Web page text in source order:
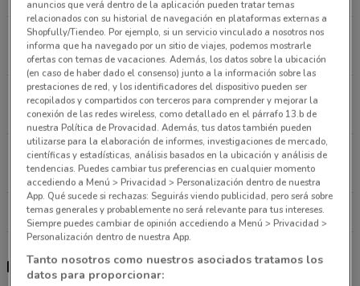
AV. ACOXPA 430 Tlalpan
14.4 km
CERRADO
Av. Tlahuac 4409 Iztapalapa
15.3 km
CERRADO
PERIFERICO SUR 5550 Coyoacan
16.6 km
CERRADO
Todas las tiendas Movistar
Promociones, catálogo y tienda
anuncios que verá dentro de la aplicación pueden tratar temas
relacionados con su historial de navegación en plataformas externas a
Shopfully/Tiendeo. Por ejemplo, si un servicio vinculado a nosotros nos
informa que ha navegado por un sitio de viajes, podemos mostrarle
ofertas con temas de vacaciones. Además, los datos sobre la ubicación
(en caso de haber dado el consenso) junto a la información sobre las
prestaciones de red, y los identificadores del dispositivo pueden ser
recopilados y compartidos con terceros para comprender y mejorar la
conexión de las redes wireless, como detallado en el párrafo 13.b de
nuestra Política de Provacidad. Además, tus datos también pueden
utilizarse para la elaboración de informes, investigaciones de mercado,
científicas y estadísticas, análisis basados en la ubicación y análisis de
tendencias. Puedes cambiar tus preferencias en cualquier momento
accediendo a Menú > Privacidad > Personalización dentro de nuestra
App. Qué sucede si rechazas: Seguirás viendo publicidad, pero será sobre
temas generales y probablemente no será relevante para tus intereses.
Siempre puedes cambiar de opinión accediendo a Menú > Privacidad >
Personalización dentro de nuestra App.
Tanto nosotros como nuestros asociados tratamos los
datos para proporcionar: